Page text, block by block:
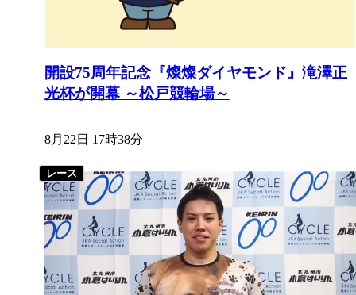
開設75周年記念『燦燦ダイヤモンド』滝澤正
光杯が開幕 ～松戸競輪場～
8月22日 17時38分